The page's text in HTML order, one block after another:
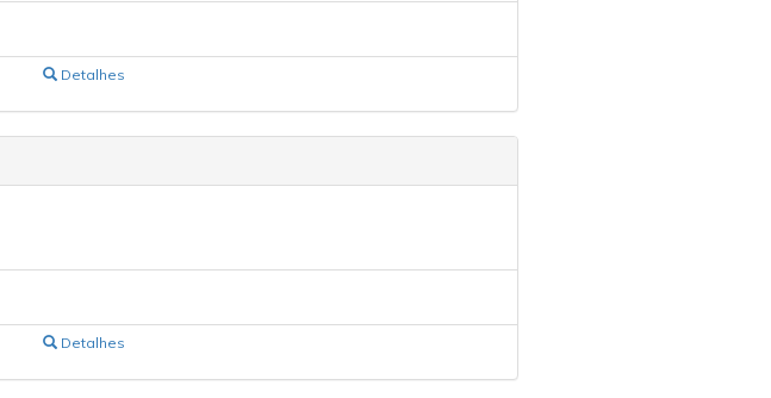
Detalhes
Detalhes